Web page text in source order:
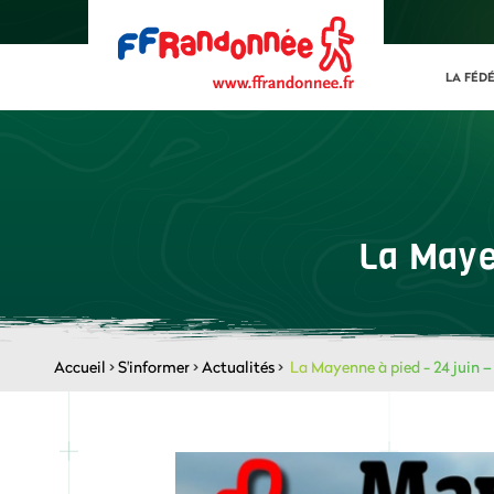
LA
La
Accueil >S'informer>Actualités> La Mayenne à pied - 24 juin